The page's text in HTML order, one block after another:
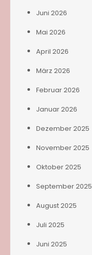
Juni 2026
Mai 2026
April 2026
März 2026
Februar 2026
Januar 2026
Dezember 2025
November 2025
Oktober 2025
September 2025
August 2025
Juli 2025
Juni 2025